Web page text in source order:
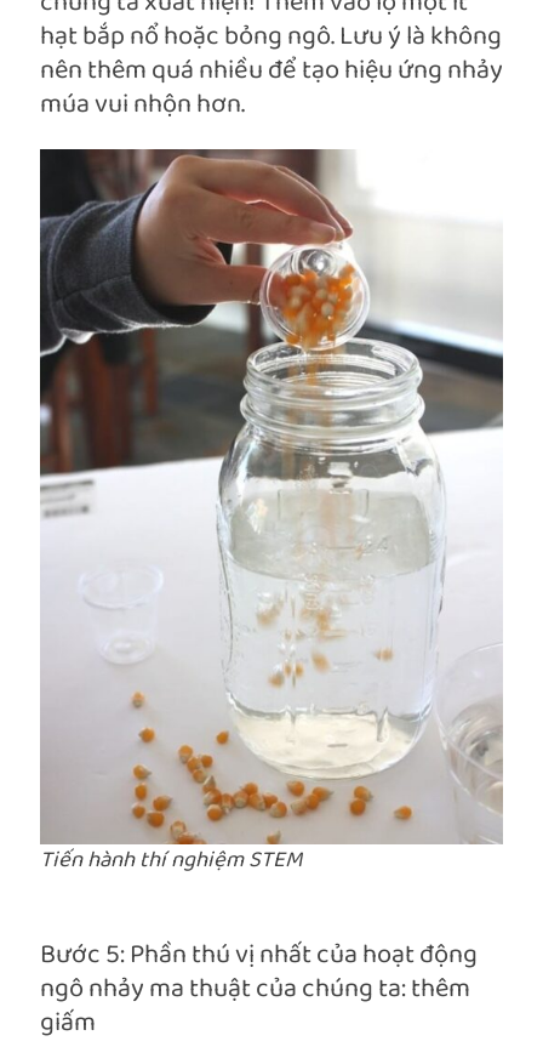
hạt bắp nổ hoặc bỏng ngô. Lưu ý là không
nên thêm quá nhiều để tạo hiệu ứng nhảy
múa vui nhộn hơn.
Tiến hành thí nghiệm STEM
Bước 5: Phần thú vị nhất của hoạt động
ngô nhảy ma thuật của chúng ta: thêm
giấm